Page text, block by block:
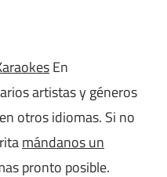
En
artistas y géneros
otros idiomas. Si no
mándanos un
pronto posible.